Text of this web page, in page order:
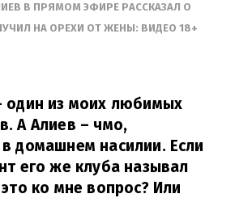
В ПРЯМОМ ЭФИРЕ РАССКАЗАЛ О
НА ОРЕХИ ОТ ЖЕНЫ: ВИДЕО 18+
один из моих любимых
А Алиев – чмо,
домашнем насилии. Если
его же клуба называл
ко мне вопрос? Или